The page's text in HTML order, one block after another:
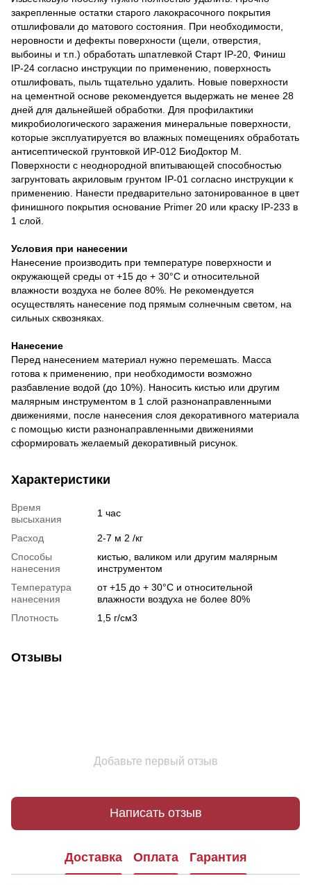
закрепленные остатки старого лакокрасочного покрытия
отшлифовали до матового состояния. При необходимости,
неровности и дефекты поверхности (щели, отверстия,
выбоины и т.п.) обработать шпатлевкой Старт IP-20, Финиш
IP-24 согласно инструкции по применению, поверхность
отшлифовать, пыль тщательно удалить. Новые поверхности
на цементной основе рекомендуется выдержать не менее 28
дней для дальнейшей обработки. Для профилактики
микробиологического заражения минеральные поверхности,
которые эксплуатируется во влажных помещениях обработать
антисептической грунтовкой ИР-012 БиоДоктор М.
Поверхности с неоднородной впитывающей способностью
загрунтовать акриловым грунтом IP-01 согласно инструкции к
применению. Нанести предварительно затонированное в цвет
финишного покрытия основание Primer 20 или краску IP-233 в
1 слой.
Условия при нанесении
Нанесение производить при температуре поверхности и
окружающей среды от +15 до + 30°С и относительной
влажности воздуха не более 80%. Не рекомендуется
осуществлять нанесение под прямым солнечным светом, на
сильных сквозняках.
Нанесение
Перед нанесением материал нужно перемешать. Масса
готова к применению, при необходимости возможно
разбавление водой (до 10%). Наносить кистью или другим
малярным инструментом в 1 слой разнонаправленными
движениями, после нанесения слоя декоративного материала
с помощью кисти разнонаправленными движениями
сформировать желаемый декоративный рисунок.
Характеристики
Время
высыхания
1 час
Расход
2-7 м 2 /кг
Способы
нанесения
кистью, валиком или другим малярным
инструментом
Температура
нанесения
от +15 до + 30°С и относительной
влажности воздуха не более 80%
Плотность
1,5 г/см3
Отзывы
Добавьте первый отзыв
Написать отзыв
Доставка Оплата Гарантия